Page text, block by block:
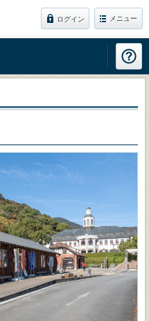
ログイン メニュー